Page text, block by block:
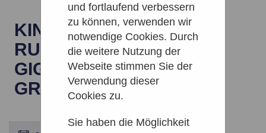
und fortlaufend verbessern
zu können, verwenden wir
notwendige Cookies. Durch
die weitere Nutzung der
Webseite stimmen Sie der
Verwendung dieser
Cookies zu.
Sie haben die Möglichkeit
KINO: BLAUWALE – DIE
RUECKKEHR DER
GIGANTEN 3D | ZEISS-
GROSSPLANETARIUM